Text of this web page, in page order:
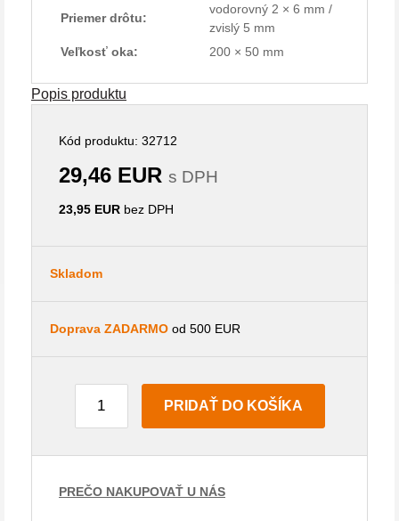
Priemer drôtu:
vodorovný 2 × 6 mm /
zvislý 5 mm
Veľkosť oka:
200 × 50 mm
Popis produktu
Kód produktu: 32712
29,46 EUR s DPH
23,95 EUR bez DPH
Skladom
Doprava ZADARMO od 500 EUR
PRIDAŤ DO KOŠÍKA
PREČO NAKUPOVAŤ U NÁS